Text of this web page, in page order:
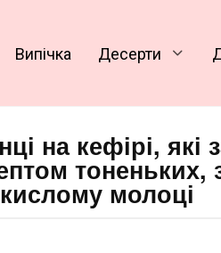
Випічка Десерти
на кефірі, які
тоненьких,
молоці